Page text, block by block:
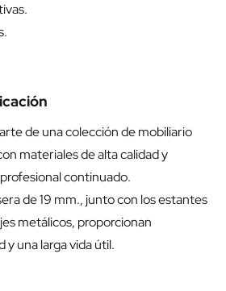
de una colección de mobiliario
materiales de alta calidad y
continuado.
de 19 mm., junto con los estantes
metálicos, proporcionan
y una larga vida útil.